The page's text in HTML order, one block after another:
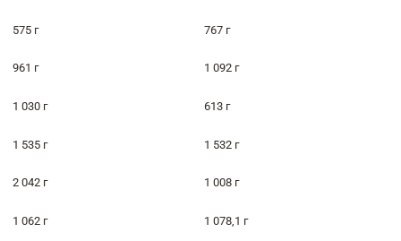
575 г 767 г
961 г 1 092 г
1 030 г 613 г
1 535 г 1 532 г
2 042 г 1 008 г
1 062 г 1 078,1 г